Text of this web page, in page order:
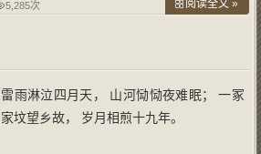
5,285次 阅读全文 »
雷雨淋泣四月天， 山河恸恸夜难眠； 一冢
家坟望乡故， 岁月相煎十九年。